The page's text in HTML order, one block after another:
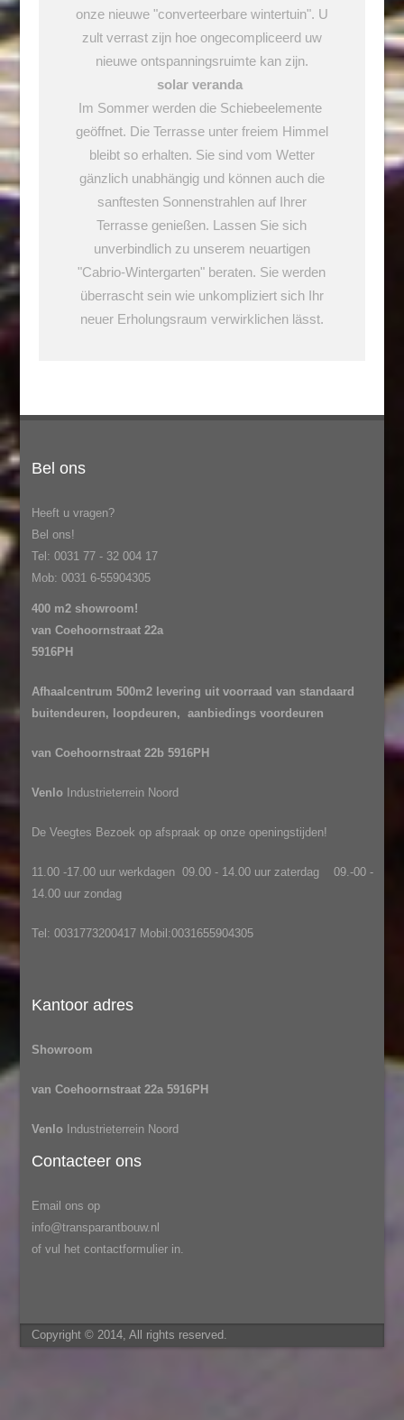
onze nieuwe "converteerbare wintertuin". U
zult verrast zijn hoe ongecompliceerd uw
nieuwe ontspanningsruimte kan zijn.
solar veranda
Im Sommer werden die Schiebeelemente
geöffnet. Die Terrasse unter freiem Himmel
bleibt so erhalten. Sie sind vom Wetter
gänzlich unabhängig und können auch die
sanftesten Sonnenstrahlen auf Ihrer
Terrasse genießen. Lassen Sie sich
unverbindlich zu unserem neuartigen
"Cabrio-Wintergarten" beraten. Sie werden
überrascht sein wie unkompliziert sich Ihr
neuer Erholungsraum verwirklichen lässt.
Bel ons
Heeft u vragen?
Bel ons!
Tel: 0031 77 - 32 004 17
Mob: 0031 6-55904305
400 m2 showroom!
van Coehoornstraat 22a
5916PH
Afhaalcentrum 500m2 levering uit voorraad van standaard
buitendeuren, loopdeuren, aanbiedings voordeuren
van Coehoornstraat 22b 5916PH
Venlo Industrieterrein Noord
De Veegtes Bezoek op afspraak op onze openingstijden!
11.00 -17.00 uur werkdagen 09.00 - 14.00 uur zaterdag 09.-00 -
14.00 uur zondag
Tel: 0031773200417 Mobil:0031655904305
Kantoor adres
Showroom
van Coehoornstraat 22a 5916PH
Venlo Industrieterrein Noord
Contacteer ons
Email ons op
info@transparantbouw.nl
of vul het contactformulier in.
Copyright © 2014, All rights reserved.